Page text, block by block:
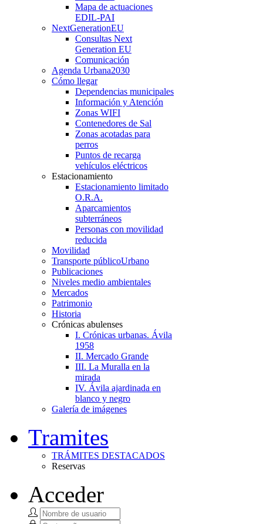
Mapa de actuaciones
EDIL-PAI
NextGenerationEU
Consultas Next
Generation EU
Comunicación
Agenda Urbana2030
Cómo llegar
Dependencias municipales
Información y Atención
Zonas WIFI
Contenedores de Sal
Zonas acotadas para
perros
Puntos de recarga
vehículos eléctricos
Estacionamiento
Estacionamiento limitado
O.R.A.
Aparcamientos
subterráneos
Personas con movilidad
reducida
Movilidad
Transporte públicoUrbano
Publicaciones
Niveles medio ambientales
Mercados
Patrimonio
Historia
Crónicas abulenses
I. Crónicas urbanas. Ávila
1958
II. Mercado Grande
III. La Muralla en la
mirada
IV. Ávila ajardinada en
blanco y negro
Galería de imágenes
Tramites
TRÁMITES DESTACADOS
Reservas
Acceder